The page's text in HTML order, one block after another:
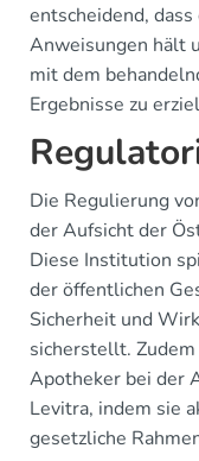
entscheidend,
Anweisungen hält
mit dem
Ergebnisse zu
Die Regulierung
der Aufsicht der
Diese Institution
der öffentlichen
Sicherheit und
sicherstellt.
Apotheker bei der
Levitra, indem sie
gesetzliche